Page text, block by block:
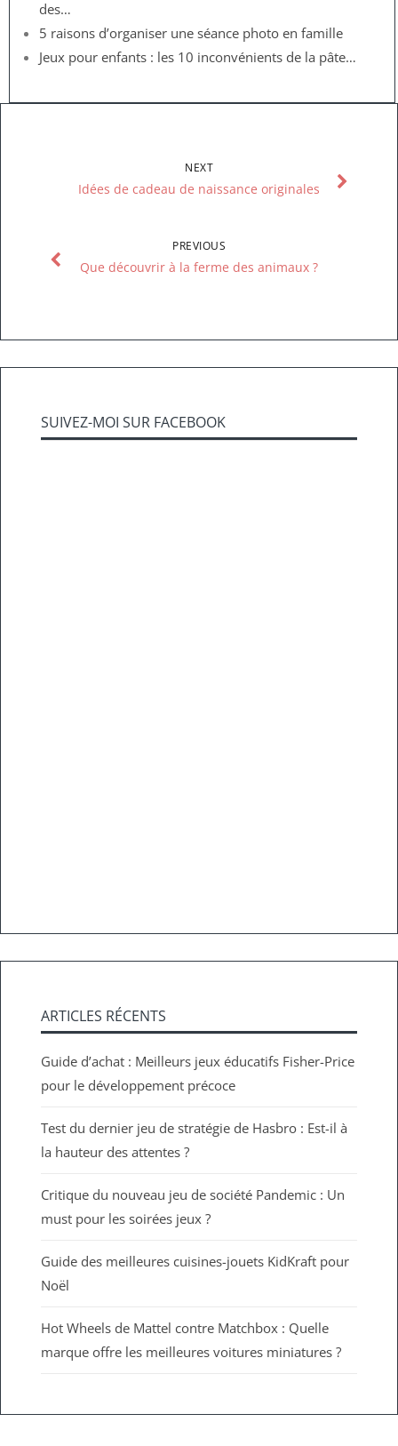
des…
5 raisons d’organiser une séance photo en famille
Jeux pour enfants : les 10 inconvénients de la pâte…
NEXT
Idées de cadeau de naissance originales
PREVIOUS
Que découvrir à la ferme des animaux ?
SUIVEZ-MOI SUR FACEBOOK
ARTICLES RÉCENTS
Guide d’achat : Meilleurs jeux éducatifs Fisher-Price
pour le développement précoce
Test du dernier jeu de stratégie de Hasbro : Est-il à
la hauteur des attentes ?
Critique du nouveau jeu de société Pandemic : Un
must pour les soirées jeux ?
Guide des meilleures cuisines-jouets KidKraft pour
Noël
Hot Wheels de Mattel contre Matchbox : Quelle
marque offre les meilleures voitures miniatures ?